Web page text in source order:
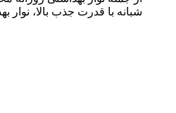
شبانه با قدرت جذب بالا، نوار